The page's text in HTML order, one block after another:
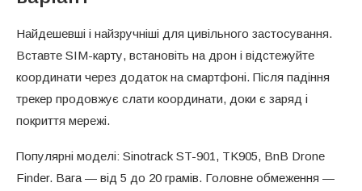
Найдешевші і найзручніші для цивільного застосування.
Вставте SIM-карту, встановіть на дрон і відстежуйте
координати через додаток на смартфоні. Після падіння
трекер продовжує слати координати, доки є заряд і
покриття мережі.
Популярні моделі: Sinotrack ST-901, TK905, BnB Drone
Finder. Вага — від 5 до 20 грамів. Головне обмеження —